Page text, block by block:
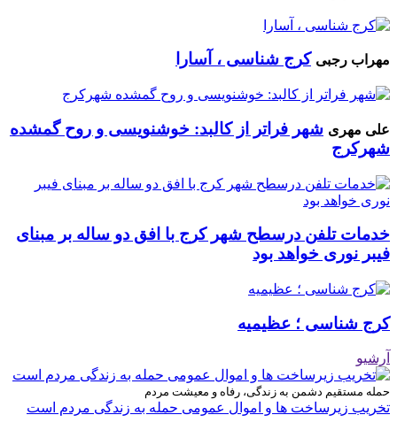
مهراب رجبی کرج شناسی ، آسارا
علی مهری شهر فراتر از کالبد: خوشنویسی و روح گمشده
شهرکرج
خدمات تلفن درسطح شهر کرج با افق دو ساله بر مبنای
فیبر نوری خواهد بود
کرج شناسی ؛ عظیمیه
آرشیو
حمله مستقیم دشمن به زندگی، رفاه و معیشت مردم
تخریب زیرساخت ها و اموال عمومی حمله به زندگی مردم است